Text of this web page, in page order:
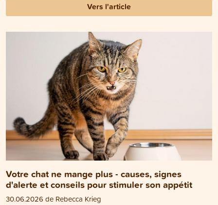
Vers l'article
Votre chat ne mange plus - causes, signes
d'alerte et conseils pour stimuler son appétit
30.06.2026 de Rebecca Krieg